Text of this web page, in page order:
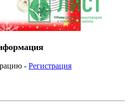
- Регистрация